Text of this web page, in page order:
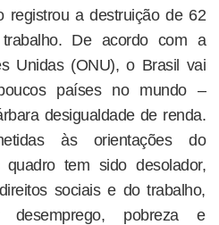
registrou a destruição de 62
De acordo com a
Unidas (ONU), o Brasil vai
países no mundo –
desigualdade de renda.
às orientações do
quadro tem sido desolador,
sociais e do trabalho,
pobreza e